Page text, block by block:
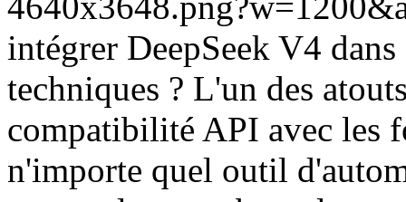
intégrer DeepSeek V4
techniques ? L'un des
compatibilité API avec les
n'importe quel outil